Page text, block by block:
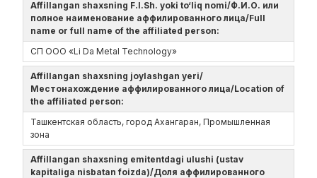
Affillangan shaxsning F.I.Sh. yoki to‘liq nomi/Ф.И.О. или
полное наименование аффилированного лица/Full
name or full name of the affiliated person:
СП ООО «Li Da Metal Technology»
Affillangan shaxsning joylashgan yeri/
Местонахождение аффилированного лица/Location of
the affiliated person:
Ташкентская область, город Ахангаран, Промышленная
зона
Affillangan shaxsning emitentdagi ulushi (ustav
kapitaliga nisbatan foizda)/Доля аффилированного